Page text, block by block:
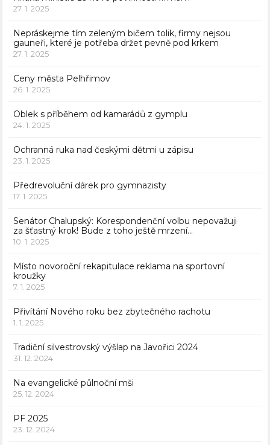
27. 1. 2025
Nepráskejme tím zeleným bičem tolik, firmy nejsou
gauneři, které je potřeba držet pevně pod krkem
27. 1. 2025
Ceny města Pelhřimov
26. 1. 2025
Oblek s příběhem od kamarádů z gymplu
24. 1. 2025
Ochranná ruka nad českými dětmi u zápisu
23. 1. 2025
Předrevoluční dárek pro gymnazisty
17. 1. 2025
Senátor Chalupský: Korespondenční volbu nepovažuji
za šťastný krok! Bude z toho ještě mrzení…
10. 1. 2025
Místo novoroční rekapitulace reklama na sportovní
kroužky
7. 1. 2025
Přivítání Nového roku bez zbytečného rachotu
1. 1. 2025
Tradiční silvestrovský výšlap na Javořici 2024
31. 12. 2024
Na evangelické půlnoční mši
25. 12. 2024
PF 2025
23. 12. 2024